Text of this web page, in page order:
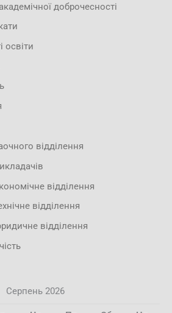
доброчесності
освіти
відділення
відділення
відділення
відділення
Серпень 2026